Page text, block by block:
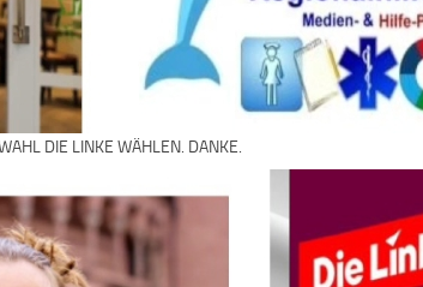
DIE LINKE WÄHLEN. DANKE.